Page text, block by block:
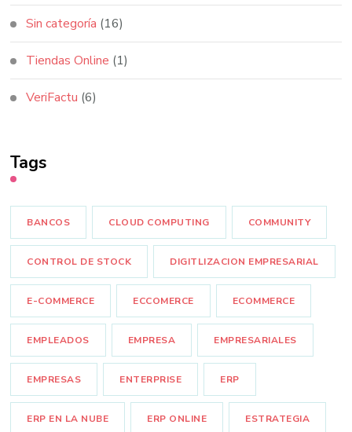
Sin categoría (16)
Tiendas Online (1)
VeriFactu (6)
Tags
BANCOS CLOUD COMPUTING COMMUNITY
CONTROL DE STOCK DIGITLIZACION EMPRESARIAL
E-COMMERCE ECCOMERCE ECOMMERCE
EMPLEADOS EMPRESA EMPRESARIALES
EMPRESAS ENTERPRISE ERP
ERP EN LA NUBE ERP ONLINE ESTRATEGIA